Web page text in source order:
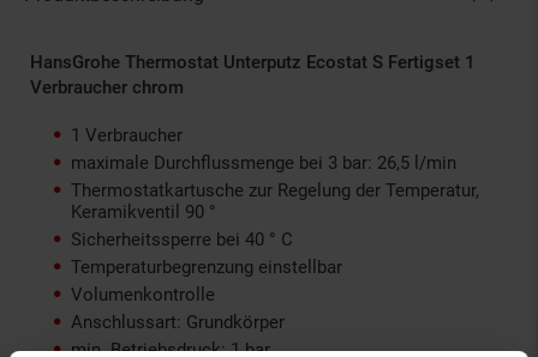
HansGrohe Thermostat Unterputz Ecostat S Fertigset 1
Verbraucher chrom
1 Verbraucher
maximale Durchflussmenge bei 3 bar: 26,5 l/min
Thermostatkartusche zur Regelung der Temperatur,
Keramikventil 90 °
Sicherheitssperre bei 40 ° C
Temperaturbegrenzung einstellbar
Volumenkontrolle
Anschlussart: Grundkörper
min. Betriebsdruck: 1 bar